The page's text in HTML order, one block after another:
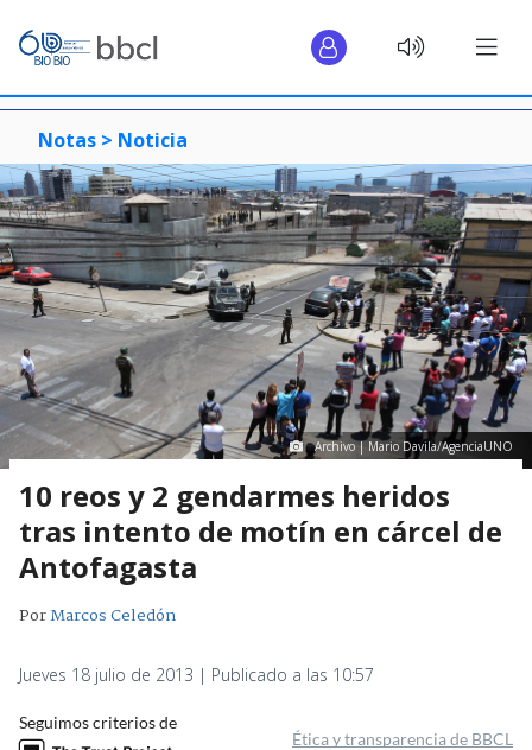
Notas > Noticia
Archivo | Mario Davila/AgenciaUNO
10 reos y 2 gendarmes heridos
tras intento de motín en cárcel de
Antofagasta
PorMarcos Celedón
Jueves 18 julio de 2013 | Publicado a las 10:57
Seguimos criterios de
Ética y transparencia de BBCL